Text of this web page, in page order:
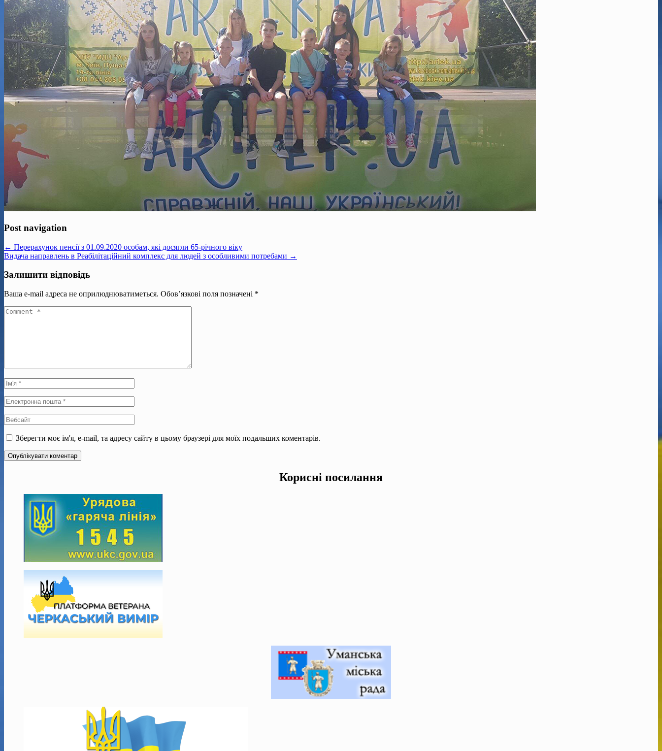
Post navigation
← Перерахунок пенсії з 01.09.2020 особам, які досягли 65-річного віку
Видача направлень в Реабілітаційний комплекс для людей з особливими потребами →
Залишити відповідь
Ваша e-mail адреса не оприлюднюватиметься. Обов’язкові поля позначені *
Зберегти моє ім'я, e-mail, та адресу сайту в цьому браузері для моїх подальших коментарів.
Корисні посилання